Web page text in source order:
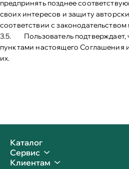
предпринять позднее
своих интересов и защиту
соответствии с
3.5. Пользователь подтверждает,
пунктами настоящего Соглашения
их.
Каталог
Сервис
Клиентам